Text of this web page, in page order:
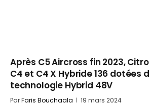
Après C5 Aircross fin 2023,
C4 et C4 X Hybride 136 dotées
technologie Hybrid 48V
ParFaris Bouchaala 19 mars 2024